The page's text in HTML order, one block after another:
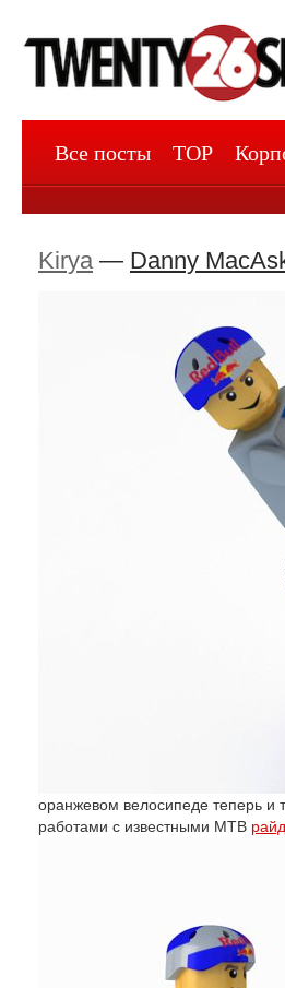
Все посты TOP
Kirya— Danny
оранжевом велосипеде теперь и
работами с известными MTB райд